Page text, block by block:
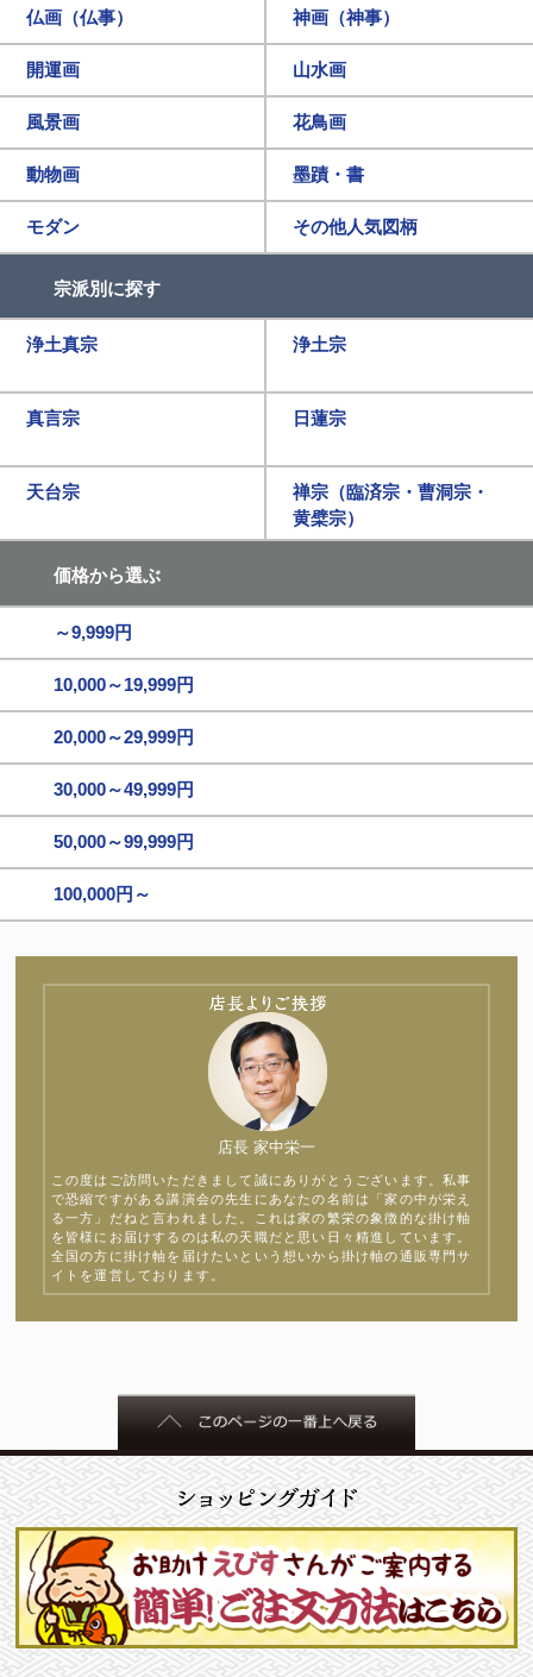
仏画（仏事） 神画（神事）
開運画 山水画
風景画 花鳥画
動物画 墨蹟・書
モダン その他人気図柄
宗派別に探す
浄土真宗 浄土宗
真言宗 日蓮宗
天台宗
禅宗（臨済宗・曹洞宗・
黄檗宗）
価格から選ぶ
～9,999円
10,000～19,999円
20,000～29,999円
30,000～49,999円
50,000～99,999円
100,000円～
店長 家中栄一
この度はご訪問いただきまして誠にありがとうございます。私事
で恐縮ですがある講演会の先生にあなたの名前は「家の中が栄え
る一方」だねと言われました。これは家の繁栄の象徴的な掛け軸
を皆様にお届けするのは私の天職だと思い日々精進しています。
全国の方に掛け軸を届けたいという想いから掛け軸の通販専門サ
イトを運営しております。